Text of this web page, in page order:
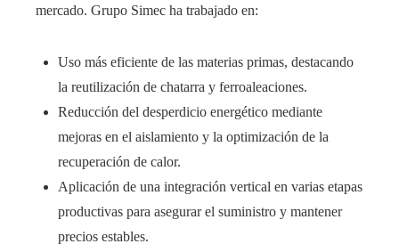
mercado. Grupo Simec ha trabajado en:
Uso más eficiente de las materias primas, destacando
la reutilización de chatarra y ferroaleaciones.
Reducción del desperdicio energético mediante
mejoras en el aislamiento y la optimización de la
recuperación de calor.
Aplicación de una integración vertical en varias etapas
productivas para asegurar el suministro y mantener
precios estables.